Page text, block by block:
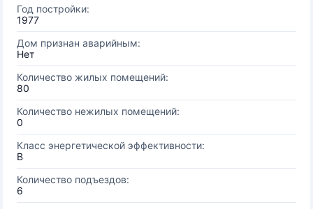
Год постройки:
1977
Дом признан аварийным:
Нет
Количество жилых помещений:
80
Количество нежилых помещений:
0
Класс энергетической эффективности:
B
Количество подъездов:
6